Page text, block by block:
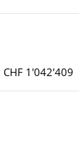
1'042'409